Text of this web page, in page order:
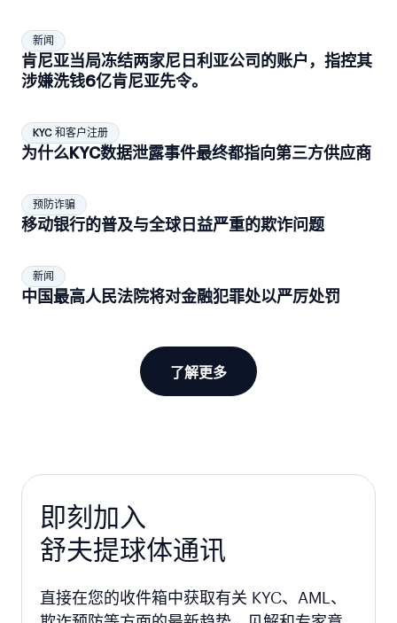
新闻
肯尼亚当局冻结两家尼日利亚公司的账户，指控其
涉嫌洗钱6亿肯尼亚先令。
KYC 和客户注册
为什么KYC数据泄露事件最终都指向第三方供应商
预防诈骗
移动银行的普及与全球日益严重的欺诈问题
新闻
中国最高人民法院将对金融犯罪处以严厉处罚
了解更多
即刻加入
舒夫提球体通讯
直接在您的收件箱中获取有关 KYC、AML、